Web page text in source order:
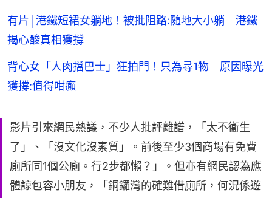
有片│港鐵短裙女躺地！被批阻路:隨地大小躺 港鐵
揭心酸真相獲撐
背心女「人肉擋巴士」狂拍門！只為尋1物 原因曝光
獲撐:值得咁癲
影片引來網民熱議，不少人批評離譜，「太不衞生
了」、「沒文化沒素質」。前後至少3個商場有免費
廁所同1個公廁。行2步都懶？」。但亦有網民認為應
體諒包容小朋友，「銅鑼灣的確難借廁所，何況係遊